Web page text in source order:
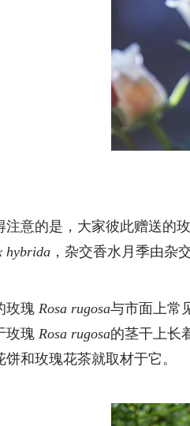
注意的是，大家彼此赠送的
hybrida ，杂交香水月季由杂
玫瑰 Rosa rugosa与市面上常
玫瑰 Rosa rugosa的茎干上长
和玫瑰花茶就取材于它。